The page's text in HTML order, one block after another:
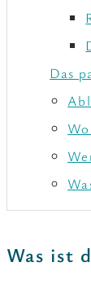
Das
Was ist